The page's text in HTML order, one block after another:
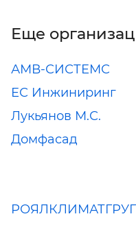
Еще
АМВ-СИСТЕМС
ЕС Инжиниринг
Лукьянов М.С.
Домфасад